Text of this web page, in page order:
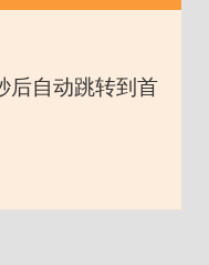
后自动跳转到首